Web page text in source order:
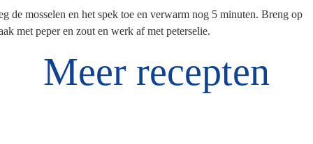
de mosselen en het spek toe en verwarm nog 5 minuten. Breng op
met peper en zout en werk af met peterselie.
Meer recepten